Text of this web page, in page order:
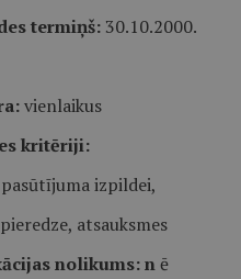
termiņš: 30.10.2000.
vienlaikus
kritēriji:
izpildei,
atsauksmes
nolikums: nē